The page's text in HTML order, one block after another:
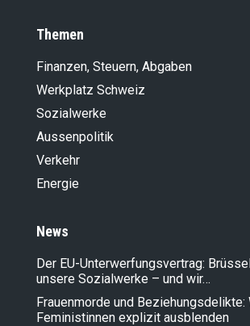
Themen
Finanzen, Steuern, Abgaben
Werkplatz Schweiz
Sozialwerke
Aussenpolitik
Verkehr
Energie
News
Der EU-Unterwerfungsvertrag:
unsere Sozialwerke – und wir…
Frauenmorde und Beziehungsdelikte:
Feministinnen explizit ausblenden